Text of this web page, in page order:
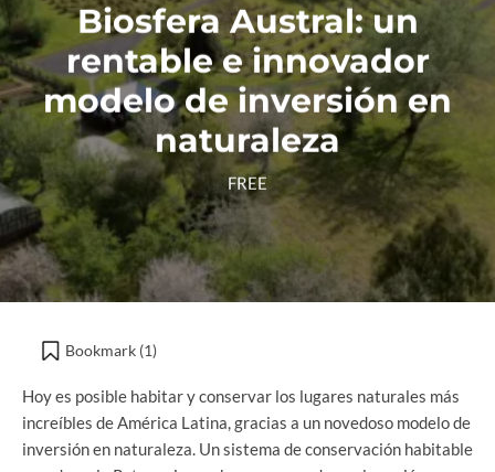
Biosfera Austral: un
rentable e innovador
modelo de inversión en
naturaleza
FREE
Bookmark (1)
Hoy es posible habitar y conservar los lugares naturales más
increíbles de América Latina, gracias a un novedoso modelo de
inversión en naturaleza. Un sistema de conservación habitable